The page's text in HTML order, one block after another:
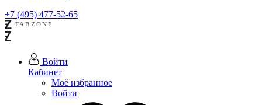
+7 (495) 477-52-65
Войти
Кабинет
Моё избранное
Войти